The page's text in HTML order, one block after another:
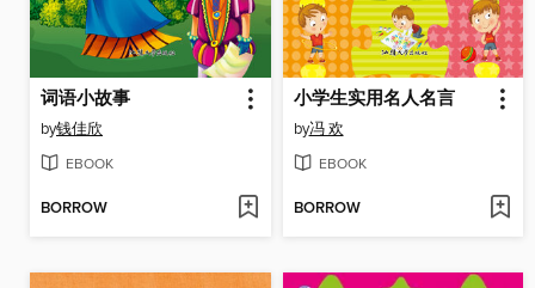
词语小故事
by钱佳欣
EBOOK
BORROW
小学生实用名人名言
by冯 欢
EBOOK
BORROW